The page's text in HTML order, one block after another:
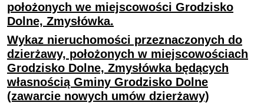
położonych we miejscowości Grodzisko
Dolne, Zmysłówka.
Wykaz nieruchomości przeznaczonych do
dzierżawy, położonych w miejscowościach
Grodzisko Dolne, Zmysłówka będących
własnością Gminy Grodzisko Dolne
(zawarcie nowych umów dzierżawy)